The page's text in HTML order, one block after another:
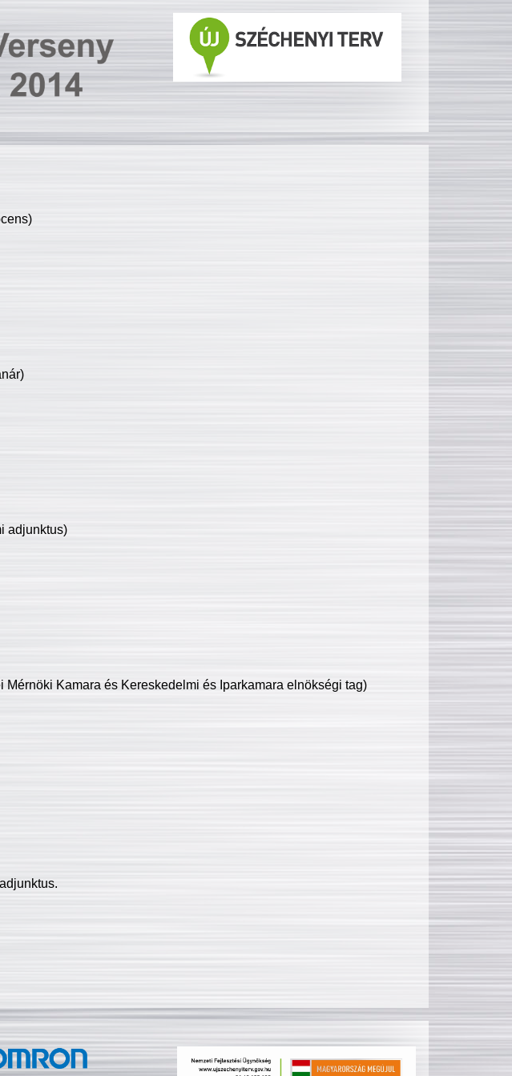
adjunktus)
Mérnöki Kamara és Kereskedelmi és Iparkamara elnökségi tag)